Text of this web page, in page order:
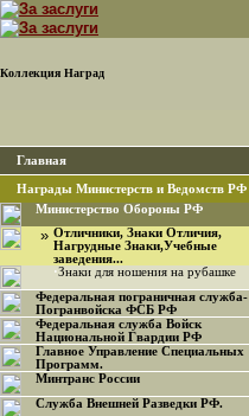
Коллекция Наград
Главная
Награды Министерств и Ведомств РФ
Министерство Обороны РФ
» Отличники, Знаки Отличия,
Нагрудные Знаки,Учебные
заведения...
·Знаки для ношения на рубашке
Федеральная пограничная служба-
Погранвойска ФСБ РФ
Федеральная служба Войск
Национальной Гвардии РФ
Главное Управление Специальных
Программ.
Минтранс России
Служба Внешней Разведки РФ.